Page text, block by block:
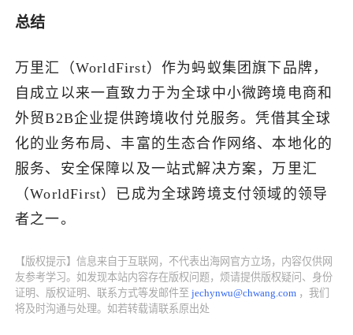
总结
万里汇（WorldFirst）作为蚂蚁集团旗下品牌，
自成立以来一直致力于为全球中小微跨境电商和
外贸B2B企业提供跨境收付兑服务。凭借其全球
化的业务布局、丰富的生态合作网络、本地化的
服务、安全保障以及一站式解决方案，万里汇
（WorldFirst）已成为全球跨境支付领域的领导
者之一。
【版权提示】信息来自于互联网，不代表出海网官方立场，内容仅供网
友参考学习。如发现本站内容存在版权问题，烦请提供版权疑问、身份
证明、版权证明、联系方式等发邮件至jechynwu@chwang.com ，我们
将及时沟通与处理。如若转载请联系原出处